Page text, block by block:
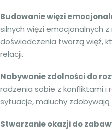
Budowanie więzi
silnych więzi emocjonalnych
doświadczenia tworzą więź,
relacji.
Nabywanie zdolności do
radzenia sobie z konfliktami i
sytuacje, maluchy zdobywają
Stwarzanie okazji do